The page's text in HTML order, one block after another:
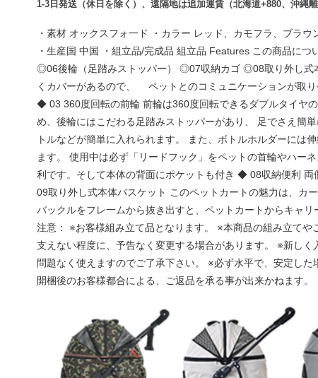
1-3日発送（休日を除く ）、遠隔地は追加運賃（北海道+880、沖縄離
・素材 オックスフォ一ド ・カラー レッド、カモフラ、ブラ
・生産国 中国 ・組立品/完成品 組立品 Features この商品に
◎06後輪（足踏みストッパー） ◎07収納カゴ ◎08取り外し式
くカバーがあるので、 ペットとのコミュニケーションが取
◆ 03 360度回転の前輪 前輪は360度回転できるダブルタイヤ
め、後輪にはこだわる足踏みストッパーがあり、 足でさえ簡
トルなどが簡単に入れられます。 また、ボトルホルダーに
ます。 使用中は必ず「リードフック」をペットの首輪やハー
利です。そして本体の背面にポケットも付き ◆ 08収納便利
09取り外し式本体バスケット このペットカートの魅力は、カ
バックルをフレ一ムから抜き出すと、ペットカートからキャ
注意： ※お客様組み立て品となります。 ※本商品の組み立て
支えない程度に、予告なく変更する場合があります。 ※新し
問題なく使えますのでご了承下さい。 ※必ず水平で、安定し
開梱後のお客様都合による、ご返品を承る事が出来かねます。